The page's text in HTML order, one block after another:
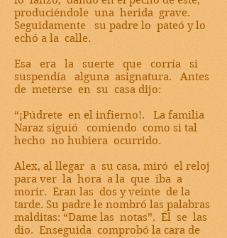
produciéndole una herida grave.
Seguidamente su padre lo pateó y lo
echó a la calle.
Esa era la suerte que corría si
suspendía alguna asignatura. Antes
de meterse en su casa dijo:
“¡Púdrete en el infierno!. La familia
Naraz siguió comiendo como si tal
hecho no hubiera ocurrido.
Alex, al llegar a su casa, miró el reloj
para ver la hora a la que iba a
morir. Eran las dos y veinte de la
tarde. Su padre le nombró las palabras
malditas: “Dame las notas”. Él se las
dio. Enseguida comprobó la cara de